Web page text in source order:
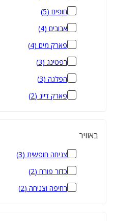
חופים (
5
)
אבובים (
4
)
פארק מים (
4
)
רפטינג (
3
)
הפלגה (
3
)
פארק דייג (
2
)
באוויר
צניחה חופשית (
3
)
כדור פורח (
2
)
רחיפה וצניחה (
2
)